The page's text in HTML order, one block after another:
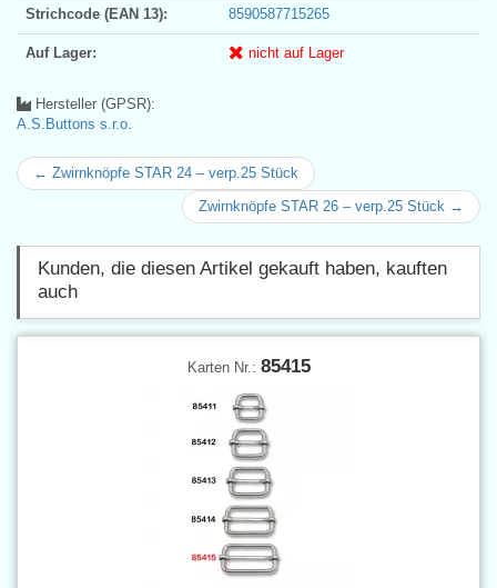
Strichcode (EAN 13): 8590587715265
Auf Lager: nicht auf Lager
Hersteller (GPSR):
A.S.Buttons s.r.o.
← Zwirnknöpfe STAR 24 – verp.25 Stück
Zwirnknöpfe STAR 26 – verp.25 Stück →
Kunden, die diesen Artikel gekauft haben, kauften
auch
Karten Nr.: 85415